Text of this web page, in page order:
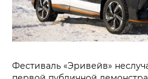
Фестиваль «Эривейв»